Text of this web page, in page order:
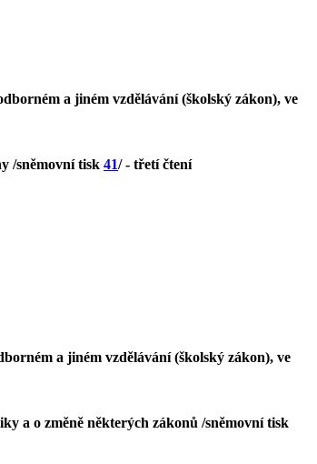
a jiném vzdělávání (školský zákon), ve
/sněmovní tisk 41/ - třetí čtení
a jiném vzdělávání (školský zákon), ve
a o změně některých zákonů /sněmovní tisk